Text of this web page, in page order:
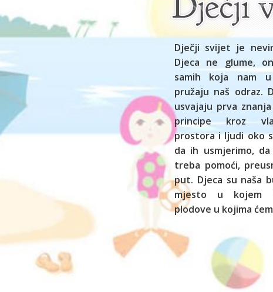
Dječji svijet je
Djeca ne glume,
samih koja nam
pružaju naš odraz.
usvajaju prva
principe kroz
prostora i ljudi oko
da ih usmjerimo,
treba pomoći,
put. Djeca su naša
mjesto u kojem
plodove u kojima